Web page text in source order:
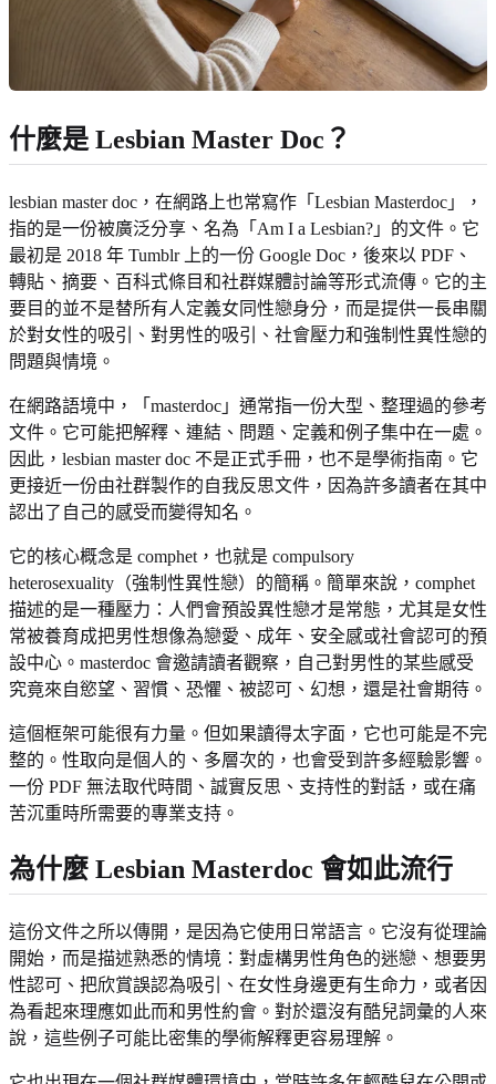
什麼是 Lesbian Master Doc？
lesbian master doc，在網路上也常寫作「Lesbian Masterdoc」，
指的是一份被廣泛分享、名為「Am I a Lesbian?」的文件。它
最初是 2018 年 Tumblr 上的一份 Google Doc，後來以 PDF、
轉貼、摘要、百科式條目和社群媒體討論等形式流傳。它的主
要目的並不是替所有人定義女同性戀身分，而是提供一長串關
於對女性的吸引、對男性的吸引、社會壓力和強制性異性戀的
問題與情境。
在網路語境中，「masterdoc」通常指一份大型、整理過的參考
文件。它可能把解釋、連結、問題、定義和例子集中在一處。
因此，lesbian master doc 不是正式手冊，也不是學術指南。它
更接近一份由社群製作的自我反思文件，因為許多讀者在其中
認出了自己的感受而變得知名。
它的核心概念是 comphet，也就是 compulsory
heterosexuality（強制性異性戀）的簡稱。簡單來說，comphet
描述的是一種壓力：人們會預設異性戀才是常態，尤其是女性
常被養育成把男性想像為戀愛、成年、安全感或社會認可的預
設中心。masterdoc 會邀請讀者觀察，自己對男性的某些感受
究竟來自慾望、習慣、恐懼、被認可、幻想，還是社會期待。
這個框架可能很有力量。但如果讀得太字面，它也可能是不完
整的。性取向是個人的、多層次的，也會受到許多經驗影響。
一份 PDF 無法取代時間、誠實反思、支持性的對話，或在痛
苦沉重時所需要的專業支持。
為什麼 Lesbian Masterdoc 會如此流行
這份文件之所以傳開，是因為它使用日常語言。它沒有從理論
開始，而是描述熟悉的情境：對虛構男性角色的迷戀、想要男
性認可、把欣賞誤認為吸引、在女性身邊更有生命力，或者因
為看起來理應如此而和男性約會。對於還沒有酷兒詞彙的人來
說，這些例子可能比密集的學術解釋更容易理解。